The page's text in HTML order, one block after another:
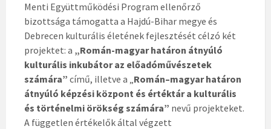
Menti Együttműködési Program ellenőrző
bizottsága támogatta a Hajdú-Bihar megye és
Debrecen kulturális életének fejlesztését célzó két
projektet: a „Román-magyar határon átnyúló
kulturális inkubátor az előadóművészetek
számára” című, illetve a „Román–magyar határon
átnyúló képzési központ és értéktár a kulturális
és történelmi örökség számára” nevű projekteket.
A független értékelők által végzett